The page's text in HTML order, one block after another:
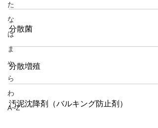
た
な
は
ま
や
ら
わ
A~Z
分散菌
分散増殖
汚泥沈降剤（バルキング防止剤）